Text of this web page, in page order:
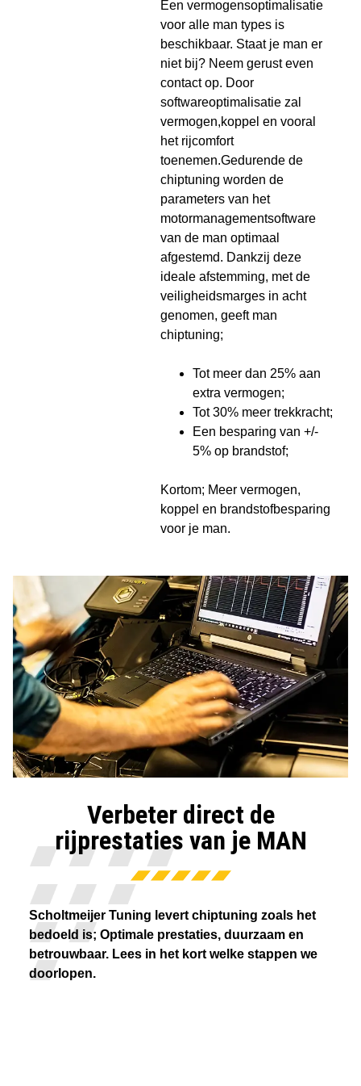
Een vermogensoptimalisatie
voor alle man types is
beschikbaar. Staat je man er
niet bij? Neem gerust even
contact op. Door
softwareoptimalisatie zal
vermogen,koppel en vooral
het rijcomfort
toenemen.Gedurende de
chiptuning worden de
parameters van het
motormanagementsoftware
van de man optimaal
afgestemd. Dankzij deze
ideale afstemming, met de
veiligheidsmarges in acht
genomen, geeft man
chiptuning;
Tot meer dan 25% aan
extra vermogen;
Tot 30% meer trekkracht;
Een besparing van +/-
5% op brandstof;
Kortom; Meer vermogen,
koppel en brandstofbesparing
voor je man.
Verbeter direct de
rijprestaties van je MAN
Scholtmeijer Tuning levert chiptuning zoals het
bedoeld is; Optimale prestaties, duurzaam en
betrouwbaar. Lees in het kort welke stappen we
doorlopen.